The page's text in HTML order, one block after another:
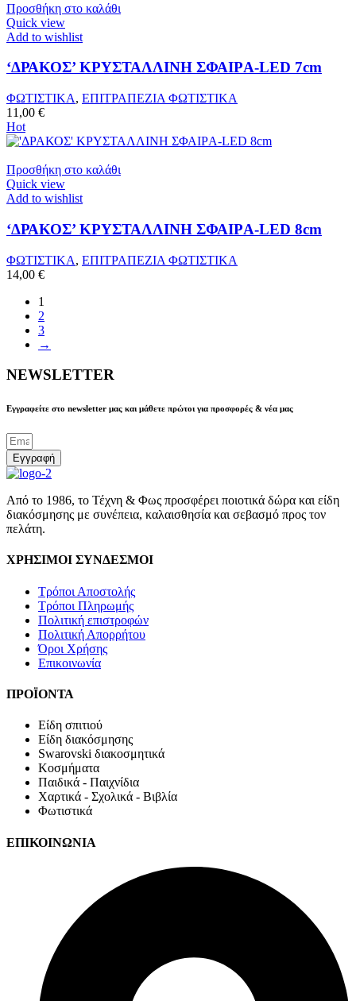
Προσθήκη στο καλάθι
Quick view
Add to wishlist
‘ΔΡΑΚΟΣ’ ΚΡΥΣΤΑΛΛΙΝH ΣΦΑΙΡA-LED 7cm
ΦΩΤΙΣΤΙΚΑ, ΕΠΙΤΡΑΠΕΖΙΑ ΦΩΤΙΣΤΙΚΑ
11,00 €
Hot
Προσθήκη στο καλάθι
Quick view
Add to wishlist
‘ΔΡΑΚΟΣ’ ΚΡΥΣΤΑΛΛΙΝH ΣΦΑΙΡA-LED 8cm
ΦΩΤΙΣΤΙΚΑ, ΕΠΙΤΡΑΠΕΖΙΑ ΦΩΤΙΣΤΙΚΑ
14,00 €
1
2
3
→
NEWSLETTER
Εγγραφείτε στο newsletter μας και μάθετε πρώτοι για προσφορές & νέα μας
Εγγραφή
Από το 1986, το Τέχνη & Φως προσφέρει ποιοτικά δώρα και είδη
διακόσμησης με συνέπεια, καλαισθησία και σεβασμό προς τον
πελάτη.
ΧΡΗΣΙΜΟΙ ΣΥΝΔΕΣΜΟΙ
Τρόποι Αποστολής
Τρόποι Πληρωμής
Πολιτική επιστροφών
Πολιτική Απορρήτου
Όροι Χρήσης
Επικοινωνία
ΠΡΟΪΟΝΤΑ
Είδη σπιτιού
Είδη διακόσμησης
Swarovski διακοσμητικά
Κοσμήματα
Παιδικά - Παιχνίδια
Χαρτικά - Σχολικά - Βιβλία
Φωτιστικά
ΕΠΙΚΟΙΝΩΝΙΑ